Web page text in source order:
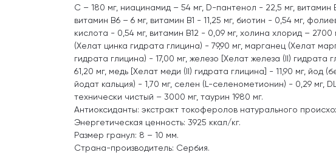
С – 180 мг, ниацинамид – 54 мг, D-пантенол - 22,5 мг, витамин
витамин B6 – 6 мг, витамин B1 - 11,25 мг, биотин - 0,54 мг,
кислота - 0,54 мг, витамин B12 - 0,09 мг, холина хлорид – 2700
(Хелат цинка гидрата глицина) - 79,90 мг, марганец (Хелат
гидрата глицина) - 17,00 мг, железо [Хелат железа (II) гидрата
61,20 мг, медь [Хелат меди (II) гидрата глицина] - 11,90 мг, йод
йодат кальция) - 1,70 мг, селен (L-селенометионин) - 0,29 мг,
технически чистый – 3000 мг, таурин 1980 мг.
Антиоксиданты: экстракт токоферолов натурального
Энергетическая ценность: 3925 ккал/кг.
Размер гранул: 8 – 10 мм.
Страна-производитель: Сербия.